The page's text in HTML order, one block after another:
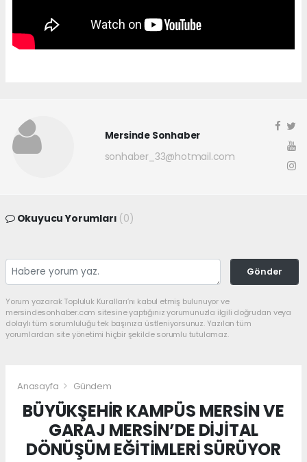
Mersinde Sonhaber
sonhaber_33@hotmail.com
Okuyucu Yorumları (0)
Gönder
Yorum yazarak Topluluk Kuralları’nı kabul etmiş bulunuyor ve
mersindesonhaber.com sitesine yaptığınız yorumunuzla ilgili doğrudan veya
dolaylı tüm sorumluluğu tek başınıza üstleniyorsunuz. Yazılan tüm
yorumlardan site yönetimi hiçbir şekilde sorumlu tutulamaz.
Anasayfa Gündem
BÜYÜKŞEHİR KAMPÜS MERSİN VE
GARAJ MERSİN’DE DİJİTAL
DÖNÜŞÜM EĞİTİMLERİ SÜRÜYOR